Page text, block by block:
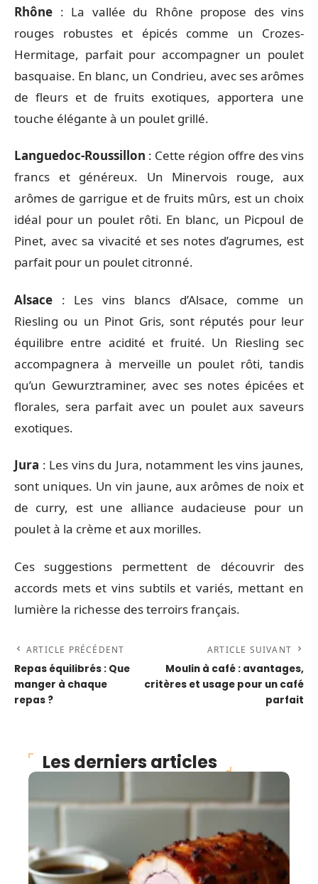
Rhône : La vallée du Rhône propose des vins
rouges robustes et épicés comme un Crozes-
Hermitage, parfait pour accompagner un poulet
basquaise. En blanc, un Condrieu, avec ses arômes
de fleurs et de fruits exotiques, apportera une
touche élégante à un poulet grillé.
Languedoc-Roussillon : Cette région offre des vins
francs et généreux. Un Minervois rouge, aux
arômes de garrigue et de fruits mûrs, est un choix
idéal pour un poulet rôti. En blanc, un Picpoul de
Pinet, avec sa vivacité et ses notes d’agrumes, est
parfait pour un poulet citronné.
Alsace : Les vins blancs d’Alsace, comme un
Riesling ou un Pinot Gris, sont réputés pour leur
équilibre entre acidité et fruité. Un Riesling sec
accompagnera à merveille un poulet rôti, tandis
qu’un Gewurztraminer, avec ses notes épicées et
florales, sera parfait avec un poulet aux saveurs
exotiques.
Jura : Les vins du Jura, notamment les vins jaunes,
sont uniques. Un vin jaune, aux arômes de noix et
de curry, est une alliance audacieuse pour un
poulet à la crème et aux morilles.
Ces suggestions permettent de découvrir des
accords mets et vins subtils et variés, mettant en
lumière la richesse des terroirs français.
ARTICLE PRÉCÉDENT
Repas équilibrés : Que
manger à chaque
repas ?
ARTICLE SUIVANT
Moulin à café : avantages,
critères et usage pour un café
parfait
Les derniers articles